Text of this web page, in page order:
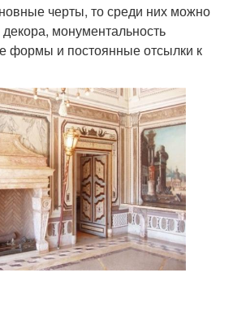
черты, то среди них можно
декора, монументальность
формы и постоянные отсылки к